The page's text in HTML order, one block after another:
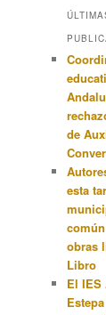
de
esta
obras
Libro
El IES